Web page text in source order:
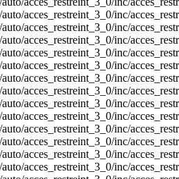
acces_restreint_3_0/inc/
acces_restreint_3_0/inc/
acces_restreint_3_0/inc/
acces_restreint_3_0/inc/
acces_restreint_3_0/inc/
acces_restreint_3_0/inc/
acces_restreint_3_0/inc/
acces_restreint_3_0/inc/
acces_restreint_3_0/inc/
acces_restreint_3_0/inc/
acces_restreint_3_0/inc/
acces_restreint_3_0/inc/
acces_restreint_3_0/inc/